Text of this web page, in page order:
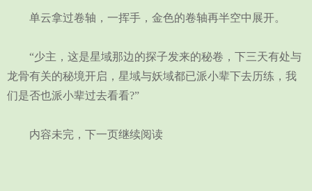
单云拿过卷轴，一挥手，金色的卷轴再半空中展开。
“少主，这是星域那边的探子发来的秘卷，下三天有处与
龙骨有关的秘境开启，星域与妖域都已派小辈下去历练，我
们是否也派小辈过去看看?”
内容未完，下一页继续阅读